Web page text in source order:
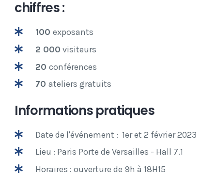
chiffres :
100exposants
2 000 visiteurs
20conférences
70ateliers gratuits
Informations pratiques
Date de l'événement : 1er et 2 février 2023
Lieu : Paris Porte de Versailles - Hall 7.1
Horaires : ouverture de 9h à 18H15